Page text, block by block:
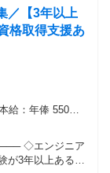
特別手当」支
／【3年以上
格取得支援あ
給：年俸 550万
全員に一律で支
◇エンジニア
が3年以上ある方